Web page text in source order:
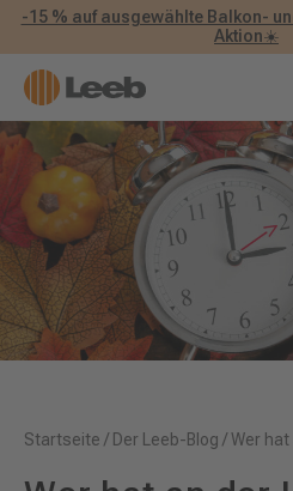
-15 % auf ausgewählte Balkon-
Aktion☀️
Startseite / Der Leeb-Blog /Wer